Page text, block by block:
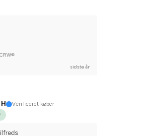
sidste år
Verificeret køber